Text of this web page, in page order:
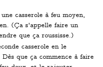
casserole à feu moyen,
(Ça s'appelle faire un
que ça roussisse.)
casserole en le
que ça commence à faire